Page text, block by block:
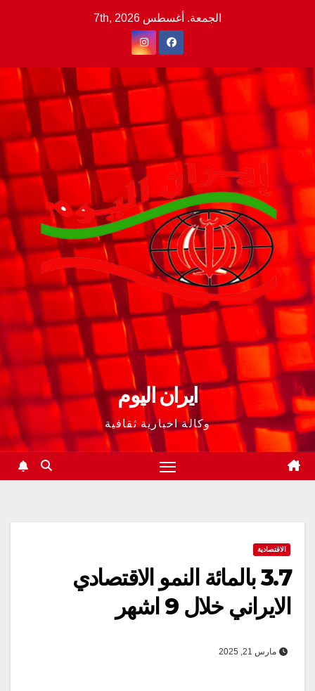
الجمعة. أغسطس 7th, 2026
ايران اليوم
وكالة اخبارية ثقافية
الاقتصادية
3.7 بالمائة النمو الاقتصادي
الايراني خلال 9 اشهر
مارس 21, 2025